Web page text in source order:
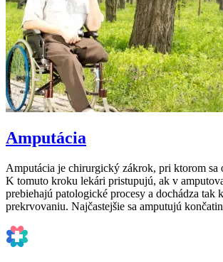
Amputácia
Amputácia je chirurgický zákrok, pri ktorom sa
K tomuto kroku lekári pristupujú, ak v
prebiehajú patologické procesy a dochádza tak
prekrvovaniu. Najčastejšie sa amputujú